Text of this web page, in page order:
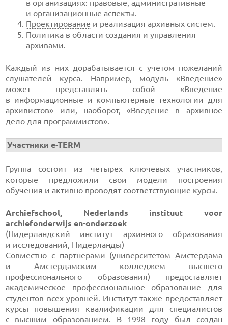
в организациях: правовые, административные
и организационные аспекты.
Проектирование и реализация архивных систем.
Политика в области создания и управления
архивами.
Каждый из них дорабатывается с учетом пожеланий
слушателей курса. Например, модуль «Введение»
может представлять собой «Введение
в информационные и компьютерные технологии для
архивистов» или, наоборот, «Введение в архивное
дело для программистов».
Участникиe-TERM
Группа состоит из четырех ключевых участников,
которые предложили свои модели построения
обучения и активно проводят соответствующие курсы.
Archiefschool, Nederlands instituut voor
archiefonderwijsen-onderzoek
(Нидерландский институт архивного образования
и исследований, Нидерланды)
Совместно с партнерами (университетом Амстердама
и Амстердамским колледжем высшего
профессионального образования) предоставляет
академическое профессиональное образование для
студентов всех уровней. Институт также предоставляет
курсы повышения квалификации для специалистов
с высшим образованием. В 1998 году был создан